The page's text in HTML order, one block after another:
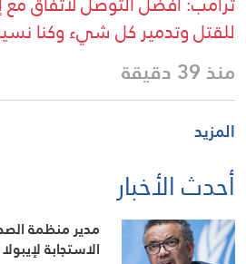
للقتل وتدمير كل شيء وكنا
منذ 39 دقيقة
المزيد
أحدث الأخبار
مدير منظمة
الاستجابة لإيبولا